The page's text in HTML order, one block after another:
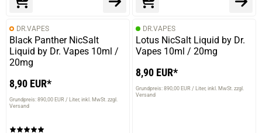
prev next
DR.VAPES
Black Panther NicSalt
Liquid by Dr. Vapes 10ml /
20mg
8,90 EUR*
Grundpreis: 890,00 EUR / Liter inkl. MwSt. zzgl.
Versand
DR.VAPES
Lotus NicSalt Liquid by Dr.
Vapes 10ml / 20mg
8,90 EUR*
Grundpreis: 890,00 EUR / Liter inkl. MwSt. zzgl.
Versand